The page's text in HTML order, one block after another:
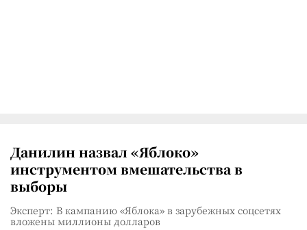
Данилин назвал «Яблоко»
инструментом вмешательства в
выборы
Эксперт: В кампанию «Яблока» в зарубежных соцсетях
вложены миллионы долларов